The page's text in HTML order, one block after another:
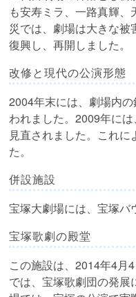
も安寿ミラ、一路真輝
災では、劇場は大きな
復興し、再開しました。
改修と現代の公演形態
2004年末には、劇場内
われました。2009年に
見直されました。これ
た。
併設施設
宝塚大劇場には、宝塚バ
宝塚歌劇の殿堂
この施設は、2014年4月
では、宝塚歌劇団の発